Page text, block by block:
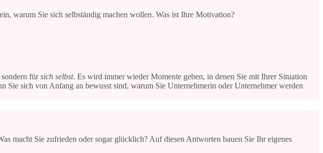
warum Sie sich selbständig machen wollen. Was ist Ihre Motivation?
sondern fürsich selbst. Es wird immer wieder Momente geben, in denen Sie mit Ihrer Situation
Sie sich von Anfang an bewusst sind, warum Sie Unternehmerin oder Unternehmer werden
macht Sie zufrieden oder sogar glücklich? Auf diesen Antworten bauen Sie Ihr eigenes